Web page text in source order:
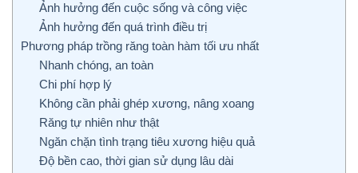
Ảnh hưởng đến cuộc sống và công việc
Ảnh hưởng đến quá trình điều trị
Phương pháp trồng răng toàn hàm tối ưu nhất
Nhanh chóng, an toàn
Chi phí hợp lý
Không cần phải ghép xương, nâng xoang
Răng tự nhiên như thật
Ngăn chặn tình trạng tiêu xương hiệu quả
Độ bền cao, thời gian sử dụng lâu dài